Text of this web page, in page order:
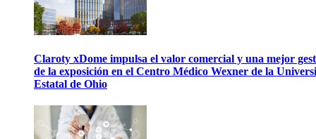
Claroty xDome impulsa el valor comercial y una mejor
de la exposición en el Centro Médico Wexner de la
Estatal de Ohio